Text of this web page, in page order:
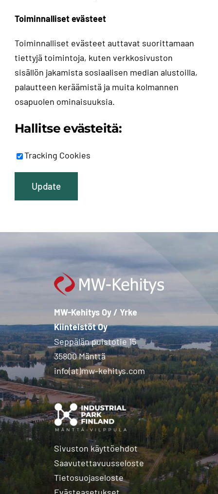
Toiminnalliset evästeet
Toiminnalliset evästeet auttavat suorittamaan
tiettyjä toimintoja, kuten verkkosivuston
sisällön jakamista sosiaalisen median alustoilla,
palautteen keräämistä ja muita kolmannen
osapuolen ominaisuuksia.
Hallitse evästeitä:
Tracking Cookies
MW-Kehitys Oy / Yrke
Kiinteistöt Oy
Seppälän puistotie 15
35800 Mänttä
info(at)mw-kehitys.com
Sivuston käyttöehdot
Saavutettavuusseloste
Tietosuojaseloste